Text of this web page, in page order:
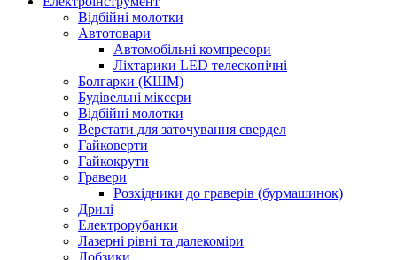
Bідбійні молотки
Автотовари
Автомобільні компресори
Ліхтарики LED телескопічні
Болгарки (КШМ)
Будівельні міксери
Відбійні молотки
Верстати для заточування свердел
Гайковерти
Гайкокрути
Гравери
Розхідники до граверів (бурмашинок)
Дрилі
Електрорубанки
Лазерні рівні та далекоміри
Лобзики